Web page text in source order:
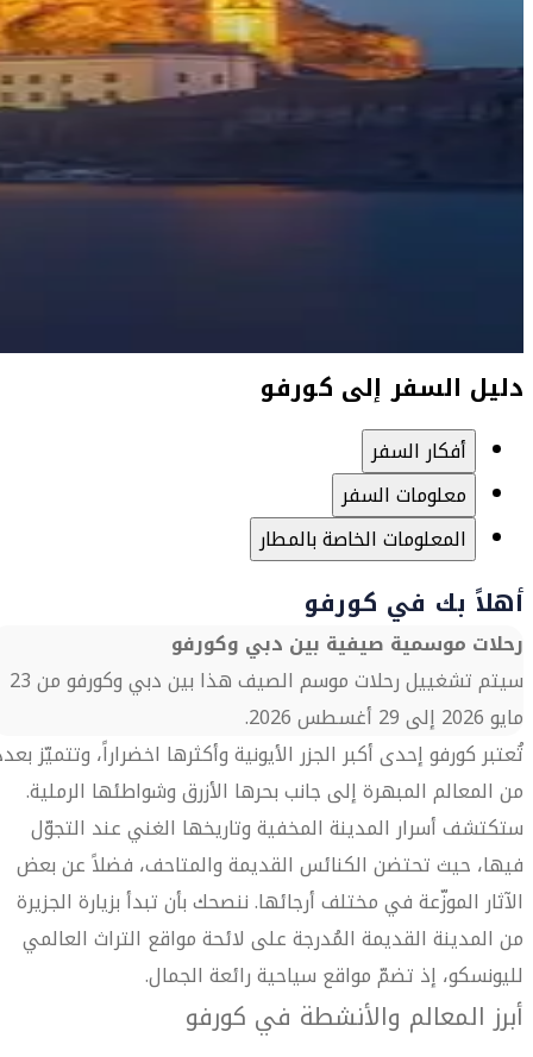
دليل السفر إلى كورفو
أفكار السفر
معلومات السفر
المعلومات الخاصة بالمطار
أهلاً بك في كورفو
رحلات موسمية صيفية بين دبي وكورفو
سيتم تشغييل رحلات موسم الصيف هذا بين دبي وكورفو من 23
مايو 2026 إلى 29 أغسطس 2026.
تُعتبر كورفو إحدى أكبر الجزر الأيونية وأكثرها اخضراراً، وتتميّز
من المعالم المبهرة إلى جانب بحرها الأزرق وشواطئها الرملية.
ستكتشف أسرار المدينة المخفية وتاريخها الغني عند التجوّل
فيها، حيث تحتضن الكنائس القديمة والمتاحف، فضلاً عن بعض
الآثار الموزّعة في مختلف أرجائها. ننصحك بأن تبدأ بزيارة الجزيرة
من المدينة القديمة المُدرجة على لائحة مواقع التراث العالمي
لليونسكو، إذ تضمّ مواقع سياحية رائعة الجمال.
أبرز المعالم والأنشطة في كورفو